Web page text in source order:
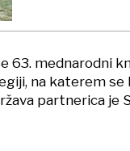
63. mednarodni
na katerem
partnerica je